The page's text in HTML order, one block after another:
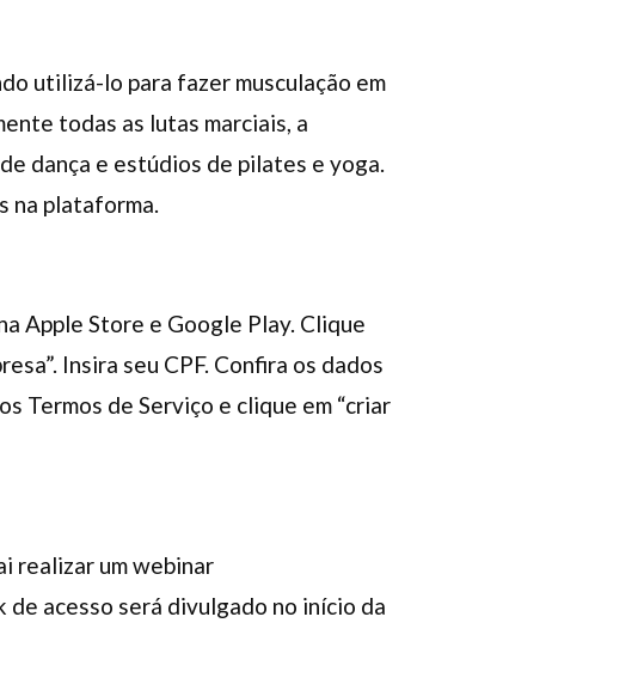
utilizá-lo para fazer musculação em
todas as lutas marciais, a
dança e estúdios de pilates e yoga.
na plataforma.
Apple Store e Google Play. Clique
Insira seu CPF. Confira os dados
Termos de Serviço e clique em “criar
realizar um webinar
acesso será divulgado no início da